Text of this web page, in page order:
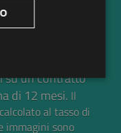
su un contratto
di 12 mesi. Il
al tasso di
immagini sono